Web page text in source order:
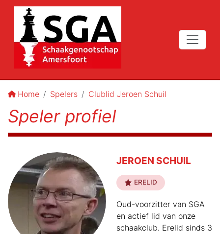
Home Spelers Clublid Jeroen Schuil
Speler profiel
JEROEN SCHUIL
ERELID
Oud-voorzitter van SGA
en actief lid van onze
schaakclub. Erelid sinds 3